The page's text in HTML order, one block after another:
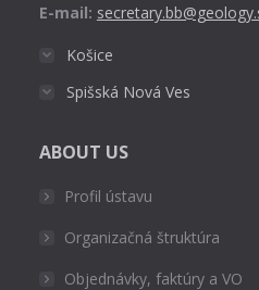
E-mail:
Košice
Spišská Nová Ves
ABOUT US
Profil ústavu
Organizačná štruktúra
Objednávky, faktúry a VO